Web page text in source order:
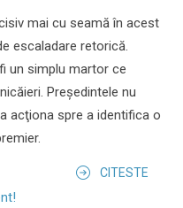
mai cu seamă în acest
escaladare retorică.
un simplu martor ce
Preşedintele nu
acţiona spre a identifica o
CITESTE